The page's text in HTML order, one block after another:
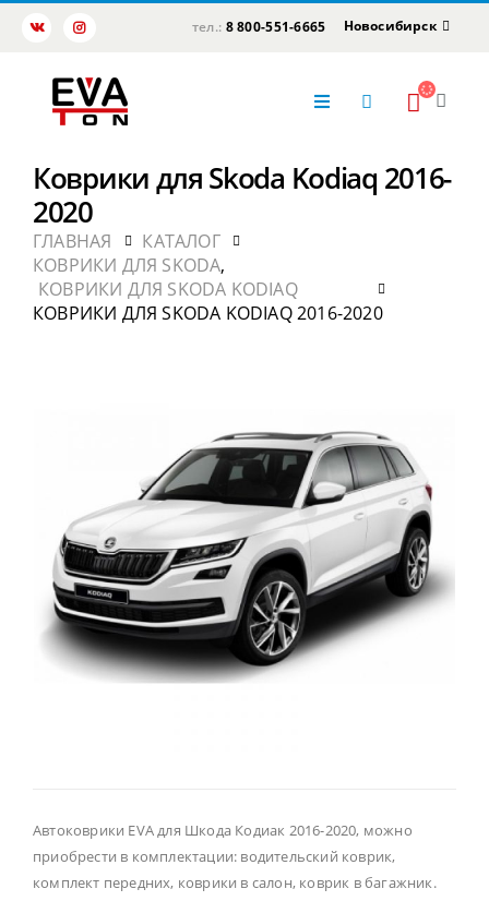
тел.: 8 800-551-6665 Новосибирск
Коврики для Skoda Kodiaq 2016-
2020
ГЛАВНАЯ
КАТАЛОГ
КОВРИКИ ДЛЯ SKODA,
КОВРИКИ ДЛЯ SKODA KODIAQ
КОВРИКИ ДЛЯ SKODA KODIAQ 2016-2020
Автоковрики EVA для Шкода Кодиак 2016-2020, можно
приобрести в комплектации: водительский коврик,
комплект передних, коврики в салон, коврик в багажник.